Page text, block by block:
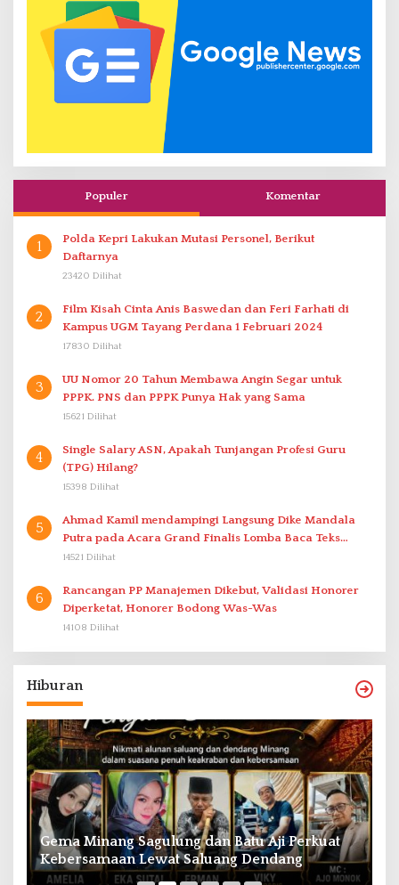
Populer Komentar
1
Polda Kepri Lakukan Mutasi Personel, Berikut
Daftarnya
23420 Dilihat
2
Film Kisah Cinta Anis Baswedan dan Feri Farhati di
Kampus UGM Tayang Perdana 1 Februari 2024
17830 Dilihat
3
UU Nomor 20 Tahun Membawa Angin Segar untuk
PPPK. PNS dan PPPK Punya Hak yang Sama
15621 Dilihat
4
Single Salary ASN, Apakah Tunjangan Profesi Guru
(TPG) Hilang?
15398 Dilihat
5
Ahmad Kamil mendampingi Langsung Dike Mandala
Putra pada Acara Grand Finalis Lomba Baca Teks
Proklamasi Mirip Bung Karno di Bali
14521 Dilihat
6
Rancangan PP Manajemen Dikebut, Validasi Honorer
Diperketat, Honorer Bodong Was-Was
14108 Dilihat
Hiburan
Gema Minang Sagulung dan Batu Aji Perkuat
Kebersamaan Lewat Saluang Dendang